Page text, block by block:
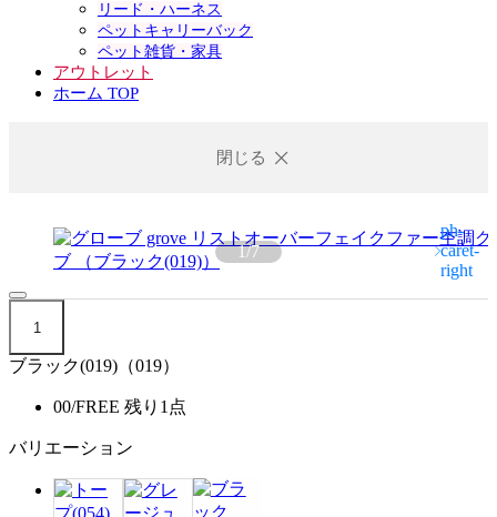
リード・ハーネス
ペットキャリーバック
ペット雑貨・家具
アウトレット
ホーム TOP
閉じる
1/7
1
ブラック(019)（019）
00/FREE 残り1点
バリエーション